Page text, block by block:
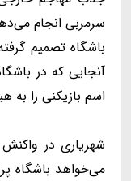
سرمربی انجام
باشگاه تصمیم
آنجایی که در
اسم بازیکنی را به
شهریاری در
می‌خواهد باشگاه